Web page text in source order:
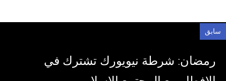
سابق
رمضان: شرطة نيويورك تشترك في